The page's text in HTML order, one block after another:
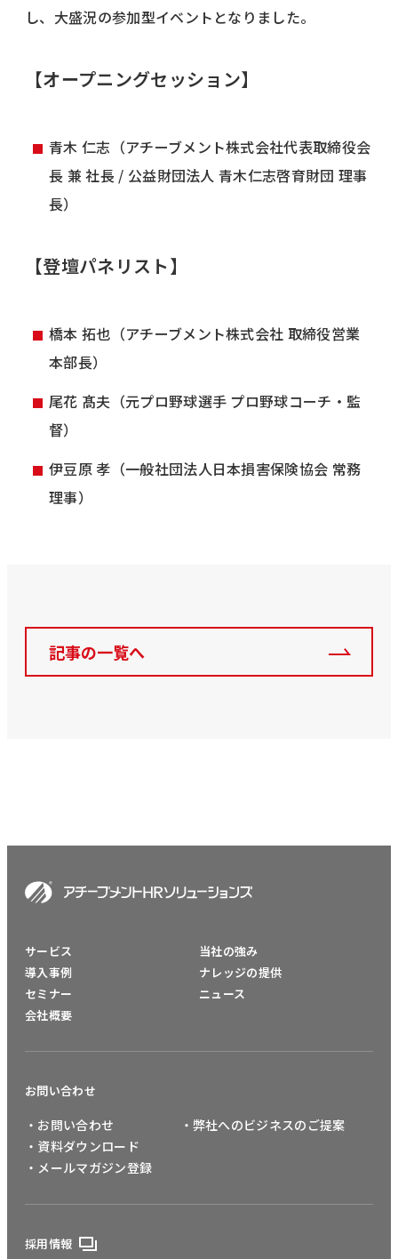
し、大盛況の参加型イベントとなりました。
【オープニングセッション】
青木 仁志（アチーブメント株式会社代表取締役会
長 兼 社長 / 公益財団法人 青木仁志啓育財団 理事
長）
【登壇パネリスト】
橋本 拓也（アチーブメント株式会社 取締役営業
本部長）
尾花 髙夫（元プロ野球選手 プロ野球コーチ・監
督）
伊豆原 孝（一般社団法人日本損害保険協会 常務
理事）
記事の一覧へ
サービス
導入事例
セミナー
会社概要
当社の強み
ナレッジの提供
ニュース
お問い合わせ
・お問い合わせ
・資料ダウンロード
・メールマガジン登録
・弊社へのビジネスのご提案
採用情報